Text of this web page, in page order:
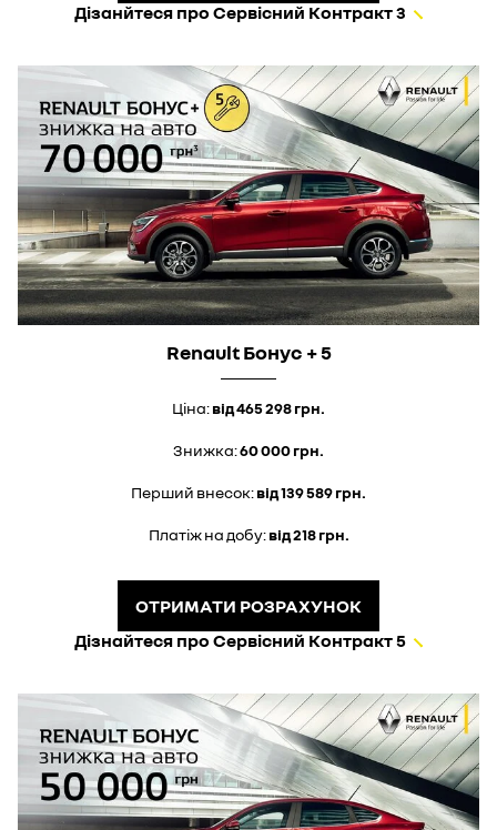
Дізанйтеся про Сервісний Контракт 3
Renault Бонус + 5
Ціна:від 465 298 грн.
Знижка:60 000 грн.
Перший внесок:від 139 589 грн.
Платіж на добу:від 218 грн.
ОТРИМАТИ РОЗРАХУНОК
Дізнайтеся про Сервісний Контракт 5